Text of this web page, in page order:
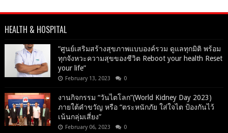
HEALTH & HOSPITAL
“ศูนย์เสริมสร้างสุขภาพแบบองค์รวม ดูแลทุกมิติ พร้อม
ทุกจังหวะความสุขของชีวิต Reboot your health Reset
your life”
February 13, 2023 0
งานกิจกรรม “วันไตโลก”(World Kidney Day 2023)
ภายใต้คำขวัญ หรือ “ตระหนักภัย ใส่ใจไต ป้องกันไว้
เน้นกลุ่มเสี่ยง”
February 06, 2023 0